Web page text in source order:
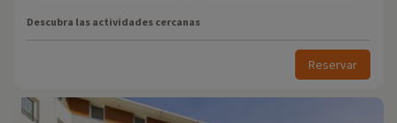
Descubra las actividades cercanas
Reservar